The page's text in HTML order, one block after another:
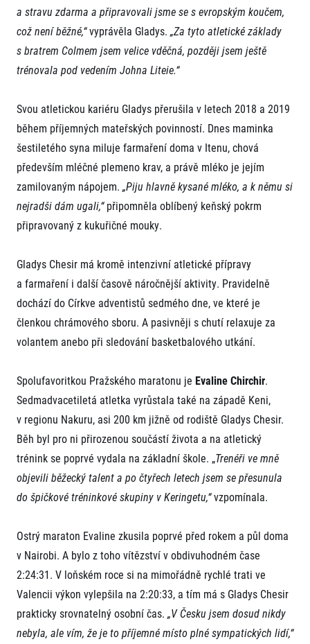
a stravu zdarma a připravovali jsme se s evropským koučem,
což není běžné,“vyprávěla Gladys. „Za tyto atletické základy
s bratrem Colmem jsem velice vděčná, později jsem ještě
trénovala pod vedením Johna Liteie.“
Svou atletickou kariéru Gladys přerušila v letech 2018 a 2019
během příjemných mateřských povinností. Dnes maminka
šestiletého syna miluje farmaření doma v Itenu, chová
především mléčné plemeno krav, a právě mléko je jejím
zamilovaným nápojem. „Piju hlavně kysané mléko, a k němu si
nejradši dám ugali,“připomněla oblíbený keňský pokrm
připravovaný z kukuřičné mouky.
Gladys Chesir má kromě intenzivní atletické přípravy
a farmaření i další časově náročnější aktivity. Pravidelně
dochází do Církve adventistů sedmého dne, ve které je
členkou chrámového sboru. A pasivněji s chutí relaxuje za
volantem anebo při sledování basketbalového utkání.
Spolufavoritkou Pražského maratonu je Evaline Chirchir.
Sedmadvacetiletá atletka vyrůstala také na západě Keni,
v regionu Nakuru, asi 200 km jižně od rodiště Gladys Chesir.
Běh byl pro ni přirozenou součástí života a na atletický
trénink se poprvé vydala na základní škole. „Trenéři ve mně
objevili běžecký talent a po čtyřech letech jsem se přesunula
do špičkové tréninkové skupiny v Keringetu,“vzpomínala.
Ostrý maraton Evaline zkusila poprvé před rokem a půl doma
v Nairobi. A bylo z toho vítězství v obdivuhodném čase
2:24:31. V loňském roce si na mimořádně rychlé trati ve
Valencii výkon vylepšila na 2:20:33, a tím má s Gladys Chesir
prakticky srovnatelný osobní čas. „V Česku jsem dosud nikdy
nebyla, ale vím, že je to příjemné místo plné sympatických lidí,“